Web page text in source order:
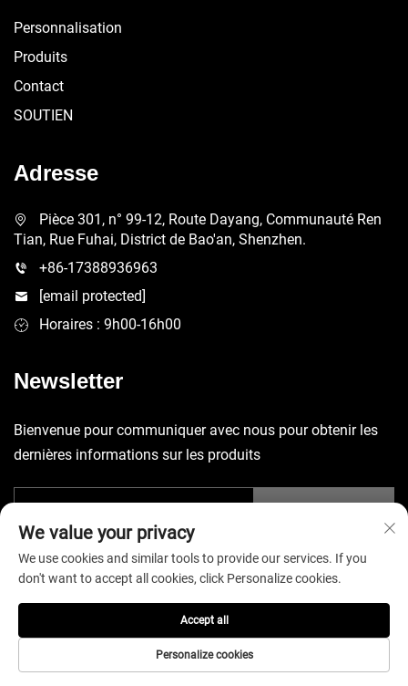
Personnalisation
Produits
Contact
SOUTIEN
Adresse
Pièce 301, n° 99-12, Route Dayang, Communauté Ren
Tian, Rue Fuhai, District de Bao'an, Shenzhen.
+86-17388936963
[email protected]
Horaires : 9h00-16h00
Newsletter
Bienvenue pour communiquer avec nous pour obtenir les
dernières informations sur les produits
Droits d'auteur © 2025 China Shenzhen Yuecheng Sporting Goods
Co., Ltd. Tous droits réservés. - Politique de confidentialité
We value your privacy
We use cookies and similar tools to provide our services. If you
don't want to accept all cookies, click Personalize cookies.
Personalize cookies
Accept all